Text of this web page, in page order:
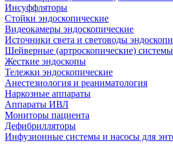
Инсуффляторы
Стойки эндоскопические
Видеокамеры эндоскопические
Источники света и световоды
Шейверные (артроскопические) системы
Жесткие эндоскопы
Тележки эндоскопические
Анестезиология и реаниматология
Наркозные аппараты
Аппараты ИВЛ
Мониторы пациента
Дефибрилляторы
Инфузионные системы и насосы для